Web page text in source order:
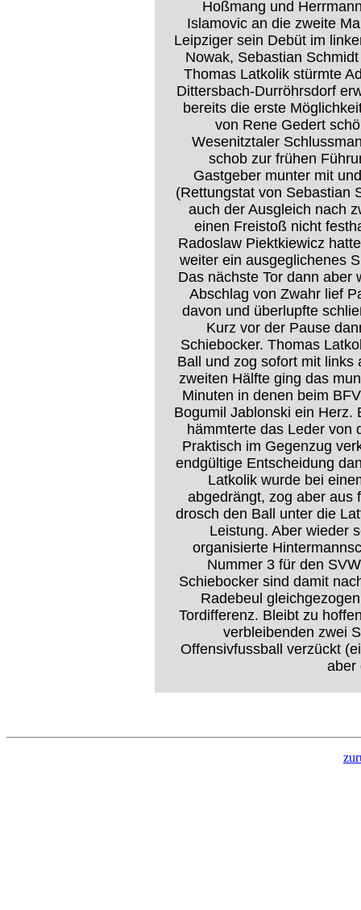
Hoßmang und
Islamovic an die zweite
Leipziger sein Debüt im
Nowak, Sebastian
Thomas Latkolik stürmte
Dittersbach-Durröhrsdorf
bereits die erste
von Rene Gedert
Wesenitztaler
schob zur frühen
Gastgeber munter mit
(Rettungstat von Sebastian
auch der Ausgleich nach
einen Freistoß nicht
Radoslaw Piektkiewicz
weiter ein ausgeglichenes
Das nächste Tor dann aber
Abschlag von Zwahr lief
davon und überlupfte
Kurz vor der Pause
Schiebocker. Thomas
Ball und zog sofort mit links
zweiten Hälfte ging das
Minuten in denen beim
Bogumil Jablonski ein Herz.
hämmterte das Leder von
Praktisch im Gegenzug
endgültige Entscheidung
Latkolik wurde bei
abgedrängt, zog aber aus
drosch den Ball unter die
Leistung. Aber wieder
organisierte
Nummer 3 für den
Schiebocker sind damit
Radebeul
Tordifferenz. Bleibt zu
verbleibenden zwei
Offensivfussball verzückt
aber